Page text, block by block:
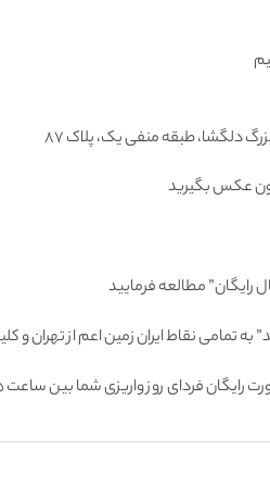
عكس بگيريد
رایگان” مطالعه فرمایید
تمامى نقاط ايران زمين اعم از تهران
واريزى شما بين ساعت ۱۵ تا ٢٠ تحويل شما مى شود.